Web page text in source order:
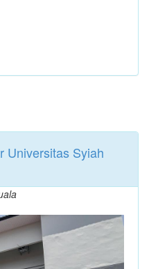
Universitas Syiah